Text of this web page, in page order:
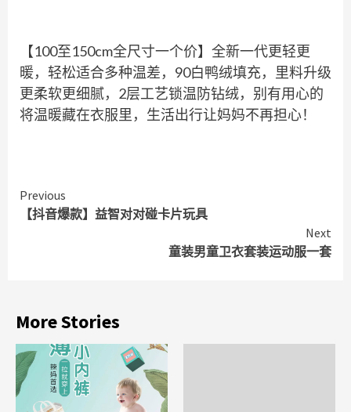
【100至150cm全尺寸一个价】全新一代更轻更
暖，轻松适合多种温差，90白鸭绒填充，里料升级
更柔软更细腻，2层工艺锁温防钻绒，别有用心的
将温暖藏在衣服里，生活出行让妈妈不再担心！
Continue
Reading
Previous
【抖音爆款】益智对对碰卡片玩具
Next
童装男童卫衣套装运动服一套
More Stories